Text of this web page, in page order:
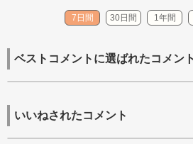
7日間 30日間 1年間
ベストコメントに選ばれたコメント
いいねされたコメント